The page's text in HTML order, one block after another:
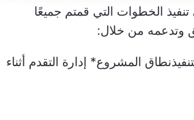
الخطوات التي قمتم جميعًا
وتدعمه من خلال:
نطاق المشروع* إدارة التقدم أثناء